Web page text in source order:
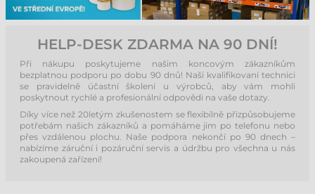
HELP-DESK ZDARMA NA 90 DNÍ!
Při nákupu poskytujeme našim koncovým zákazníkům
bezplatnou podporu po dobu 90 dnů! Naši kvalifikovaní technici
se pravidelně účastní školení u výrobců, aby vám mohli
poskytnout rychlé a profesionální odpovědi na vaše dotazy.
Díky více než 20letým zkušenostem se flexibilně přizpůsobujeme
potřebám našich zákazníků a pomáháme jim po telefonu nebo
přes vzdálenou plochu. Naše podpora nekončí po 90 dnech –
nabízíme záruční i pozáruční servis a údržbu pro všechna u nás
zakoupená zařízení!